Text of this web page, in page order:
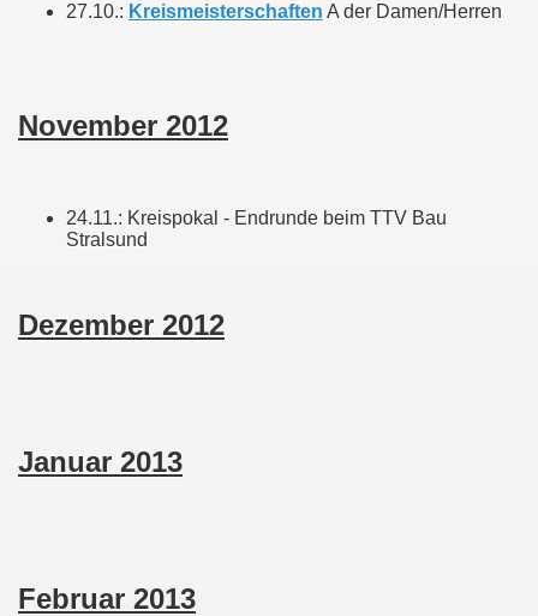
27.10.: Kreismeisterschaften A der Damen/Herren
November 2012
24.11.: Kreispokal - Endrunde beim TTV Bau
Stralsund
Dezember 2012
Januar 2013
Februar 2013